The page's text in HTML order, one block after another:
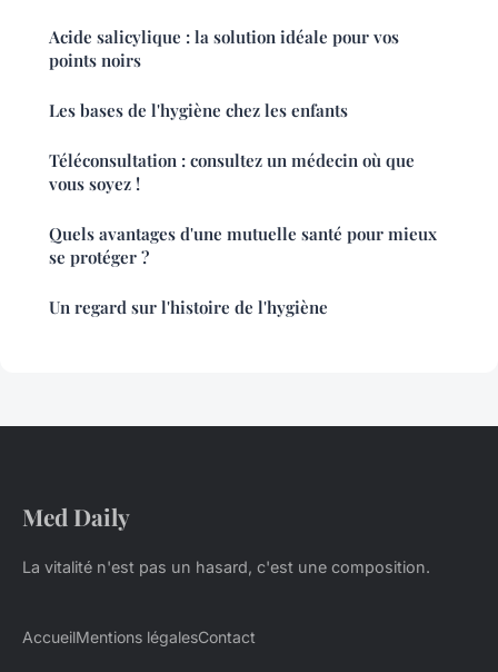
Acide salicylique : la solution idéale pour vos
points noirs
Les bases de l'hygiène chez les enfants
Téléconsultation : consultez un médecin où que
vous soyez !
Quels avantages d'une mutuelle santé pour mieux
se protéger ?
Un regard sur l'histoire de l'hygiène
Med Daily
La vitalité n'est pas un hasard, c'est une composition.
AccueilMentions légalesContact